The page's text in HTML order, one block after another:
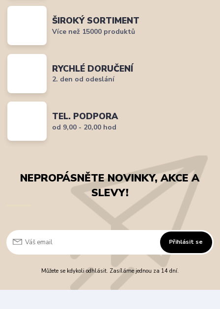
ŠIROKÝ SORTIMENT
Více než 15000 produktů
RYCHLÉ DORUČENÍ
2. den od odeslání
TEL. PODPORA
od 9,00 - 20,00 hod
NEPROPÁSNĚTE NOVINKY, AKCE A
SLEVY!
Přihlásit se
Můžete se kdykoli odhlásit. Zasíláme jednou za 14 dní.